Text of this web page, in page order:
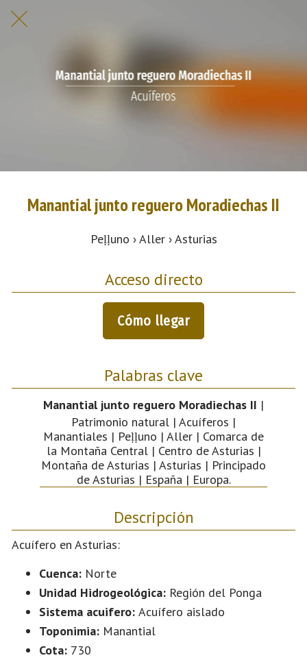
Manantial junto reguero Moradiechas II
Peḷḷuno › Aller › Asturias
Acceso directo
Cómo llegar
Palabras clave
Manantial junto reguero Moradiechas II |
Patrimonio natural | Acuíferos |
Manantiales | Peḷḷuno | Aller | Comarca de
la Montaña Central | Centro de Asturias |
Montaña de Asturias | Asturias | Principado
de Asturias | España | Europa.
Descripción
Acuífero en Asturias:
Cuenca: Norte
Unidad Hidrogeológica: Región del Ponga
Sistema acuifero: Acuífero aislado
Toponimia: Manantial
Cota: 730